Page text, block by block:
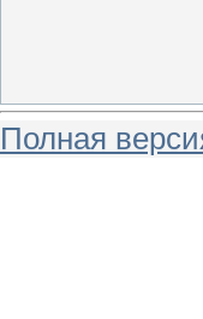
Полная